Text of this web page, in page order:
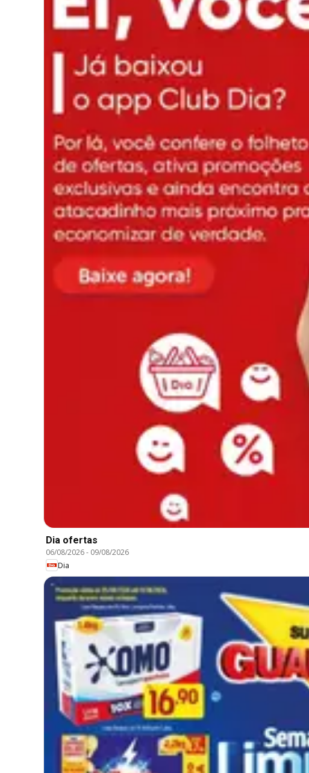
Dia ofertas
06/08/2026- 09/08/2026
Dia